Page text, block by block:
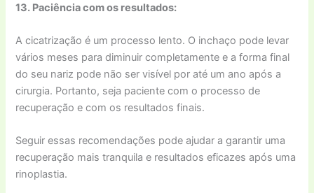
13. Paciência com os resultados:
A cicatrização é um processo lento. O inchaço pode levar
vários meses para diminuir completamente e a forma final
do seu nariz pode não ser visível por até um ano após a
cirurgia. Portanto, seja paciente com o processo de
recuperação e com os resultados finais.
Seguir essas recomendações pode ajudar a garantir uma
recuperação mais tranquila e resultados eficazes após uma
rinoplastia.